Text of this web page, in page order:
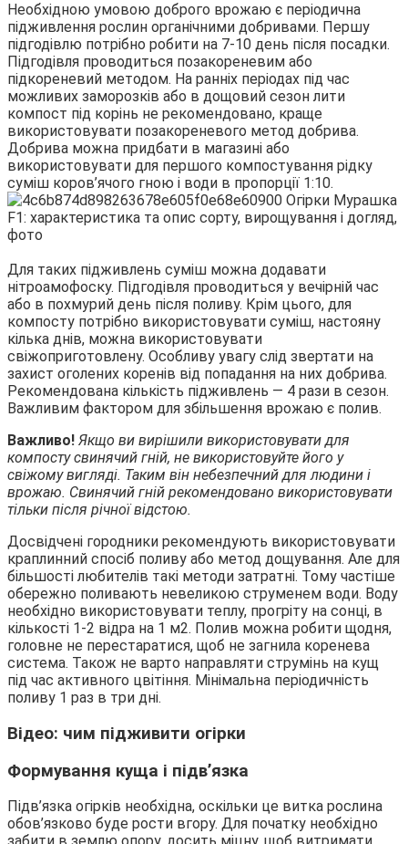
Необхідною умовою доброго врожаю є періодична
підживлення рослин органічними добривами. Першу
підгодівлю потрібно робити на 7-10 день після посадки.
Підгодівля проводиться позакореневим або
підкореневий методом. На ранніх періодах під час
можливих заморозків або в дощовий сезон лити
компост під корінь не рекомендовано, краще
використовувати позакореневого метод добрива.
Добрива можна придбати в магазині або
використовувати для першого компостування рідку
суміш коров’ячого гною і води в пропорції 1:10.
Для таких підживлень суміш можна додавати
нітроамофоску. Підгодівля проводиться у вечірній час
або в похмурий день після поливу. Крім цього, для
компосту потрібно використовувати суміш, настояну
кілька днів, можна використовувати
свіжоприготовлену. Особливу увагу слід звертати на
захист оголених коренів від попадання на них добрива.
Рекомендована кількість підживлень — 4 рази в сезон.
Важливим фактором для збільшення врожаю є полив.
Важливо! Якщо ви вирішили використовувати для
компосту свинячий гній, не використовуйте його у
свіжому вигляді. Таким він небезпечний для людини і
врожаю. Свинячий гній рекомендовано використовувати
тільки після річної відстою.
Досвідчені городники рекомендують використовувати
краплинний спосіб поливу або метод дощування. Але для
більшості любителів такі методи затратні. Тому частіше
обережно поливають невеликою струменем води. Воду
необхідно використовувати теплу, прогріту на сонці, в
кількості 1-2 відра на 1 м2. Полив можна робити щодня,
головне не перестаратися, щоб не загнила коренева
система. Також не варто направляти струмінь на кущ
під час активного цвітіння. Мінімальна періодичність
поливу 1 раз в три дні.
Відео: чим підживити огірки
Формування куща і підв’язка
Підв’язка огірків необхідна, оскільки це витка рослина
обов’язково буде рости вгору. Для початку необхідно